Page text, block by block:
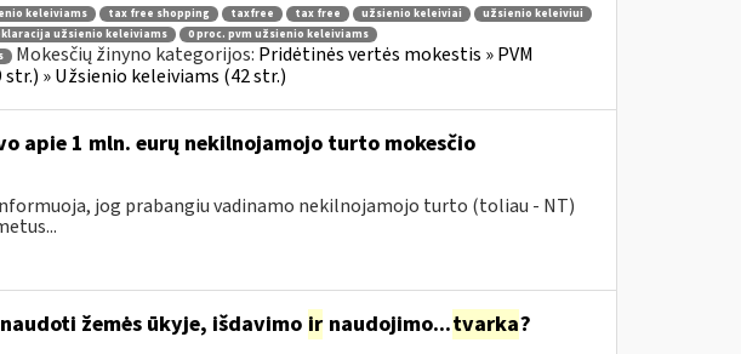
keleiviams tax free shopping taxfree tax free užsienio keleiviai
užsienio keleiviui
užsienio keleiviams
0 proc. pvm užsienio keleiviams
Mokesčių žinyno kategorijos: Pridėtinės vertės mokestis » PVM
» Užsienio keleiviams (42 str.)
apie 1 mln. eurų nekilnojamojo turto mokesčio
jog prabangiu vadinamo nekilnojamojo turto (toliau - NT)
žemės ūkyje, išdavimo irnaudojimo...tvarka?